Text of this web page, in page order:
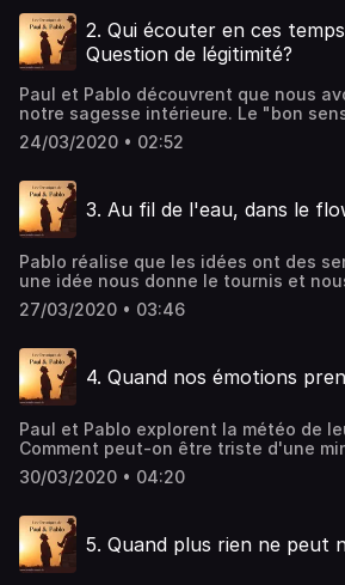
qui est la nôtre? Et s'ils n'étaient
boussole mais un indicateur de
de notre cerveau? Quand notre
une pause pour laisser refroidir notre
2. Qui écouter en ces
Question de légitimité?
Paul et Pablo découvrent que nous
notre sagesse intérieure. Le "bon
indivisible de l'humanité! Mais il faut
pour pouvoir l'entendre. Il faut puiser
notre sagesse intérieure.
24/03/2020 • 02:52
3. Au fil de l'eau, dans le
Pablo réalise que les idées ont des
une idée nous donne le tournis et
désorientés, parfois elle apporte
comment remonter à la source de ces
efficacité? Paul et Pablo nous
l’eau.
27/03/2020 • 03:46
4. Quand nos émotions
Paul et Pablo explorent la météo de
Comment peut-on être triste d'une
retrouver le sourire la minute
n'étaient rien de plus que des nuages
stable que rien ne peut destabiliser?
30/03/2020 • 04:20
5. Quand plus rien ne peut